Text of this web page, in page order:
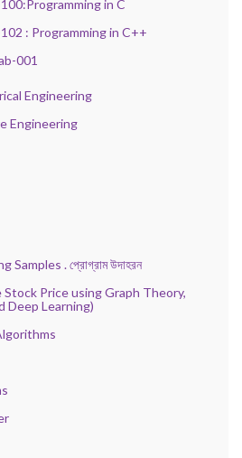
in C
: Programming in C++
001
Engineering
Engineering
. প্রোগ্রাম উদাহরন
Price using Graph Theory,
Deep Learning)